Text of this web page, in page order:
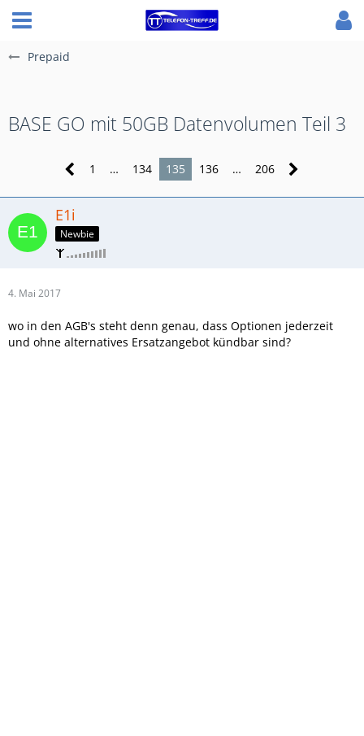
Prepaid
BASE GO mit 50GB Datenvolumen Teil 3
1 … 134 135 136 … 206
E1i
Newbie
4. Mai 2017
wo in den AGB's steht denn genau, dass Optionen jederzeit
und ohne alternatives Ersatzangebot kündbar sind?